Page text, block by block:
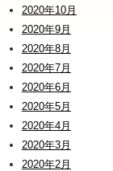
2020年10月
2020年9月
2020年8月
2020年7月
2020年6月
2020年5月
2020年4月
2020年3月
2020年2月